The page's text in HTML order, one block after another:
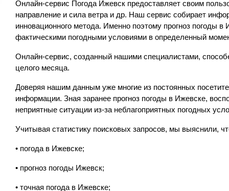
Онлайн-сервис Погода Ижевск предоставляет своим
направление и сила ветра и др. Наш сервис собирает
инновационного метода. Именно поэтому прогноз погоды
фактическими погодными условиями в определенный
Онлайн-сервис, созданный нашими специалистами,
целого месяца.
Доверяя нашим данным уже многие из постоянных
информации. Зная заранее прогноз погоды в Ижевске,
неприятные ситуации из-за неблагоприятных погодных
Учитывая статистику поисковых запросов, мы выяснили,
• погода в Ижевске;
• прогноз погоды Ижевск;
• точная погода в Ижевске;